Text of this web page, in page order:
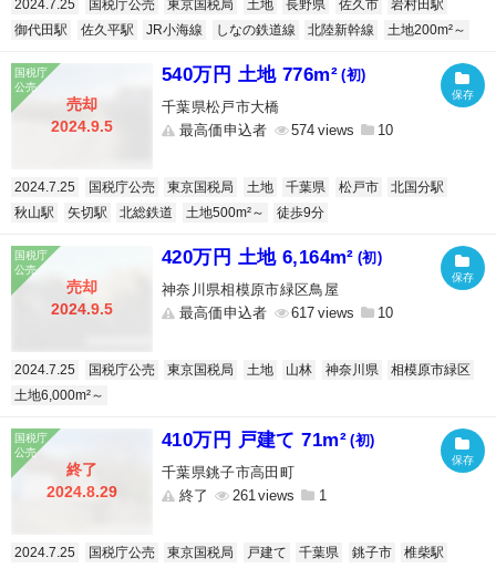
2024.7.25 国税庁公売 東京国税局 土地 長野県 佐久市
岩村田駅
御代田駅
佐久平駅 JR小海線 しなの鉄道線 北陸新幹線 土地200m²～
売却
2024.9.5
540万円 土地 776m² (初)
千葉県松戸市大橋
最高価申込者
574 10
2024.7.25 国税庁公売 東京国税局 土地 千葉県 松戸市
北国分駅
秋山駅
矢切駅 北総鉄道 土地500m²～ 徒歩9分
売却
2024.9.5
420万円 土地 6,164m² (初)
神奈川県相模原市緑区鳥屋
最高価申込者
617 10
2024.7.25 国税庁公売 東京国税局 土地 山林 神奈川県
相模原市緑区
土地6,000m²～
終了
2024.8.29
410万円 戸建て 71m² (初)
千葉県銚子市高田町
終了
261 1
2024.7.25 国税庁公売 東京国税局 戸建て 千葉県 銚子市
椎柴駅